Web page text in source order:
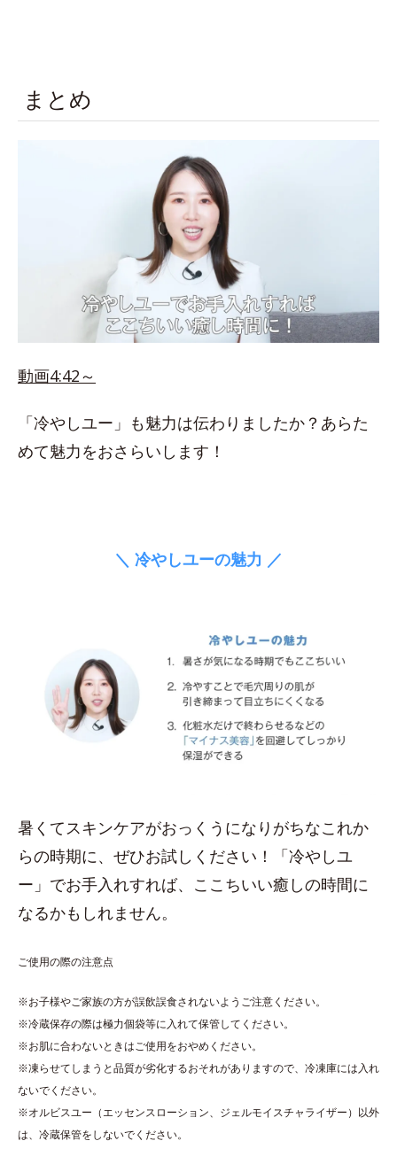
まとめ
動画4:42～
「冷やしユー」も魅力は伝わりましたか？あらた
めて魅力をおさらいします！
＼ 冷やしユーの魅力 ／
暑くてスキンケアがおっくうになりがちなこれか
らの時期に、ぜひお試しください！「冷やしユ
ー」でお手入れすれば、ここちいい癒しの時間に
なるかもしれません。
ご使用の際の注意点
※お子様やご家族の方が誤飲誤食されないようご注意ください。
※冷蔵保存の際は極力個袋等に入れて保管してください。
※お肌に合わないときはご使用をおやめください。
※凍らせてしまうと品質が劣化するおそれがありますので、冷凍庫には入れ
ないでください。
※オルビスユー（エッセンスローション、ジェルモイスチャライザー）以外
は、冷蔵保管をしないでください。